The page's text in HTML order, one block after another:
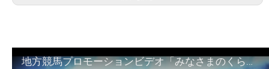
地方競馬プロモーションビデオ「みなさまのくらしのために」30秒篇｜NAR公式